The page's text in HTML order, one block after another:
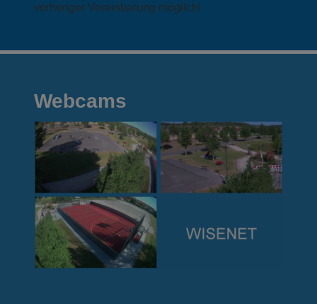
vorheriger Vereinbarung möglich!
Webcams